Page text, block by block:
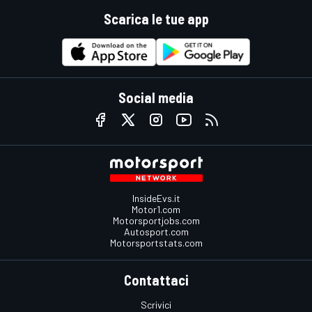
Scarica le tue app
Social media
InsideEvs.it
Motor1.com
Motorsportjobs.com
Autosport.com
Motorsportstats.com
Contattaci
Scrivici